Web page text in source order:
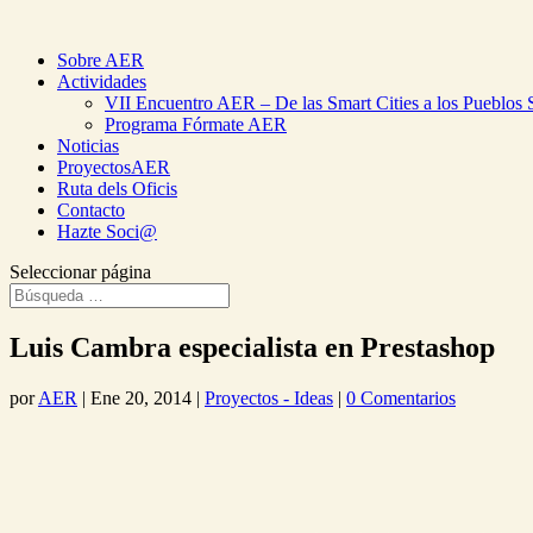
Sobre AER
Actividades
VII Encuentro AER – De las Smart Cities a los Pueblos
Programa Fórmate AER
Noticias
ProyectosAER
Ruta dels Oficis
Contacto
Hazte Soci@
Seleccionar página
Luis Cambra especialista en Prestashop
porAER | Ene 20, 2014 | Proyectos - Ideas | 0 Comentarios